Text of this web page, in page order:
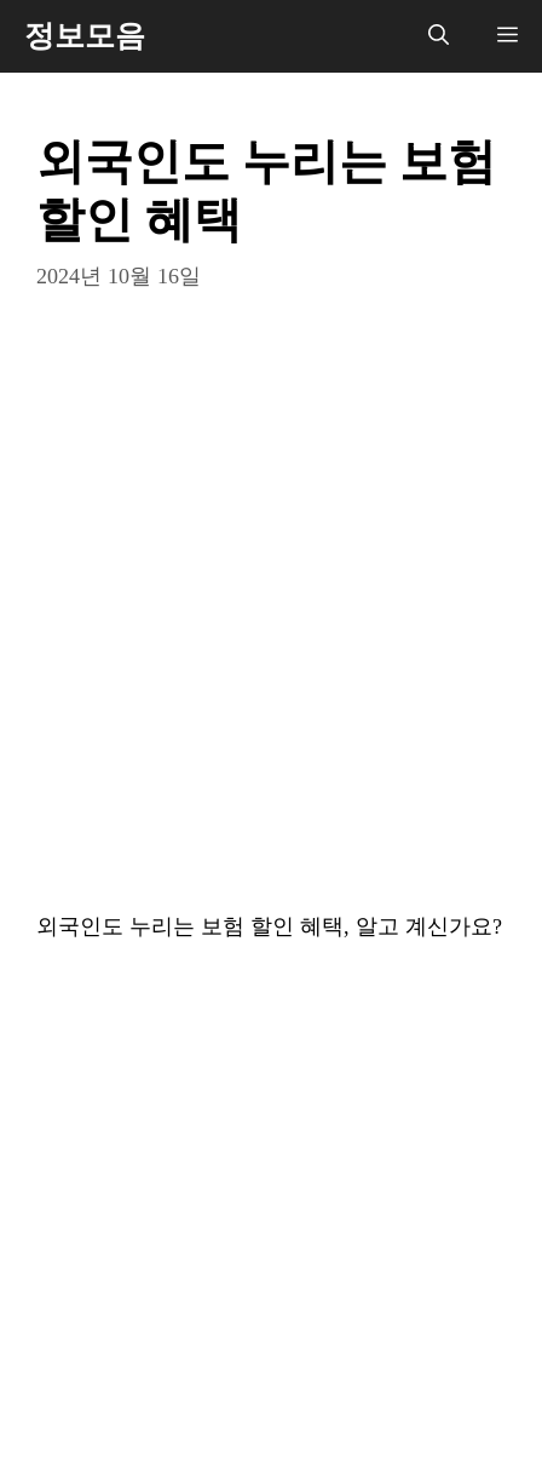
정보모음 메
외국인도 누리는 보험
할인 혜택
2024년 10월 16일
외국인도 누리는 보험 할인 혜택, 알고 계신가요?